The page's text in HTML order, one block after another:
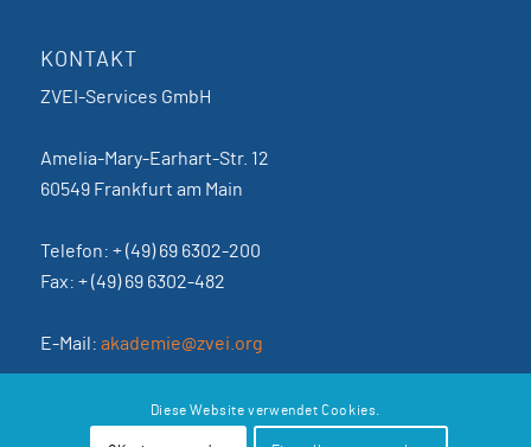
KONTAKT
ZVEI-Services GmbH
Amelia-Mary-Earhart-Str. 12
60549 Frankfurt am Main
Telefon: + (49) 69 6302-200
Fax: + (49) 69 6302-482
E-Mail: akademie@zvei.org
Diese Website verwendet Cookies.